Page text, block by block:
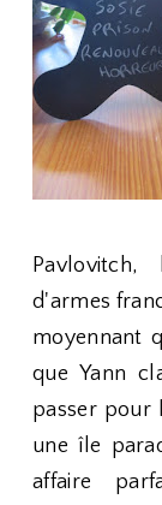
d'armes
moyennant
que Yann
passer pour
une île
affaire